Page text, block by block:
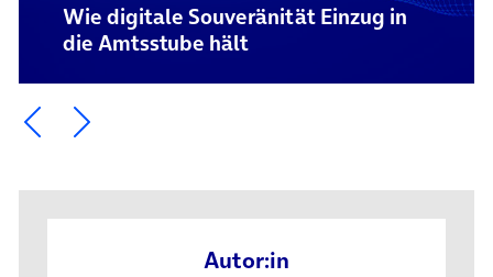
Wie digitale Souveränität Einzug in
die Amtsstube hält
Ein Element zurück blättern
Ein Element weiter blättern
Autor:in